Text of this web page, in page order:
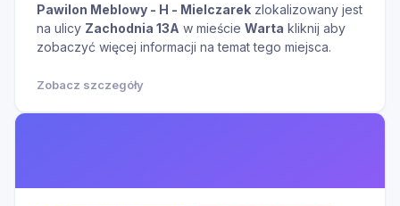
Pawilon Meblowy - H - Mielczarek zlokalizowany jest
na ulicy Zachodnia 13A w mieście Warta kliknij aby
zobaczyć więcej informacji na temat tego miejsca.
Zobacz szczegóły